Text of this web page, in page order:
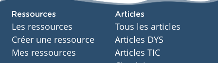
Ressources
Les ressources
Créer une ressource
Mes ressources
Articles
Tous les articles
Articles DYS
Articles TIC